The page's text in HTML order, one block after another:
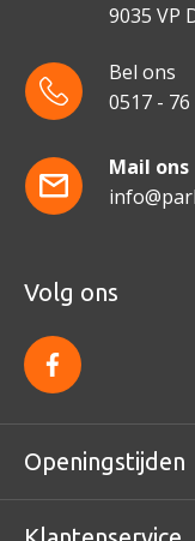
9035 VP
Bel ons
0517 - 76
Mail ons
Volg ons
f
a
c
e
o
o
Openingstijden